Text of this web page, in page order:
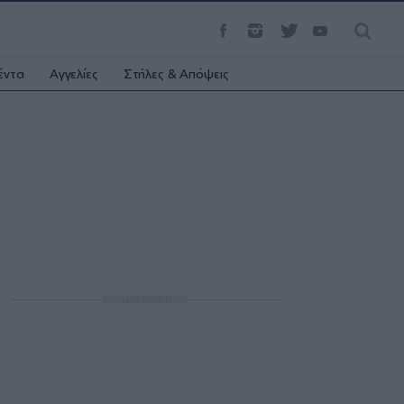
Αγγελίες Στήλες & Απόψεις